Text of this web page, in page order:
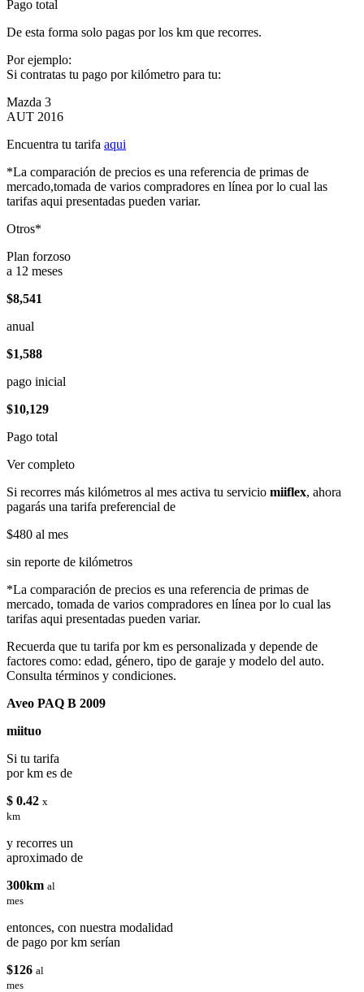
Pago total
De esta forma solo pagas por los km que recorres.
Por ejemplo:
Si contratas tu pago por kilómetro para tu:
Mazda 3
AUT 2016
Encuentra tu tarifa aqui
*La comparación de precios es una referencia de primas de
mercado,tomada de varios compradores en línea por lo cual las
tarifas aqui presentadas pueden variar.
Otros*
Plan forzoso
a 12 meses
$8,541
anual
$1,588
pago inicial
$10,129
Pago total
Ver completo
Si recorres más kilómetros al mes activa tu servicio miiflex, ahora
pagarás una tarifa preferencial de
$480 al mes
sin reporte de kilómetros
*La comparación de precios es una referencia de primas de
mercado, tomada de varios compradores en línea por lo cual las
tarifas aqui presentadas pueden variar.
Recuerda que tu tarifa por km es personalizada y depende de
factores como: edad, género, tipo de garaje y modelo del auto.
Consulta términos y condiciones.
Aveo PAQ B 2009
miituo
Si tu tarifa
por km es de
$ 0.42 x
km
y recorres un
aproximado de
300km al
mes
entonces, con nuestra modalidad
de pago por km serían
$126 al
mes